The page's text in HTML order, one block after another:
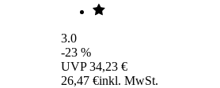
3.0
-23 %
UVP 34,23 €
26,47 €inkl. MwSt.